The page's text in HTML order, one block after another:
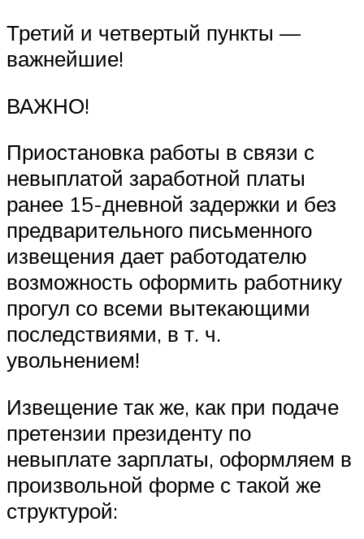
Третий и четвертый пункты —
важнейшие!
ВАЖНО!
Приостановка работы в связи с
невыплатой заработной платы
ранее 15-дневной задержки и без
предварительного письменного
извещения дает работодателю
возможность оформить работнику
прогул со всеми вытекающими
последствиями, в т. ч.
увольнением!
Извещение так же, как при подаче
претензии президенту по
невыплате зарплаты, оформляем в
произвольной форме с такой же
структурой: